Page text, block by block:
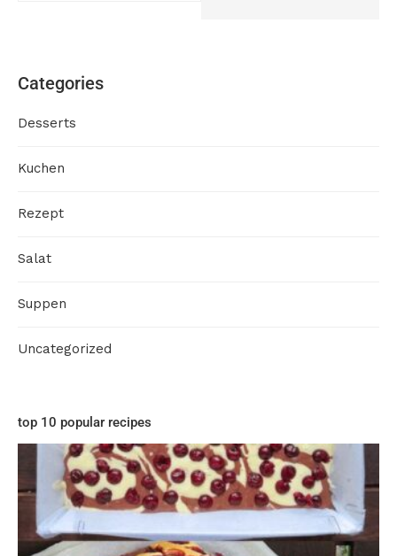
Categories
Desserts
Kuchen
Rezept
Salat
Suppen
Uncategorized
top 10 popular recipes